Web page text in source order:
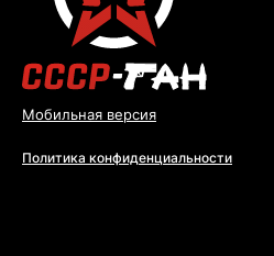
Мобильная версия
Политика конфиденциальности